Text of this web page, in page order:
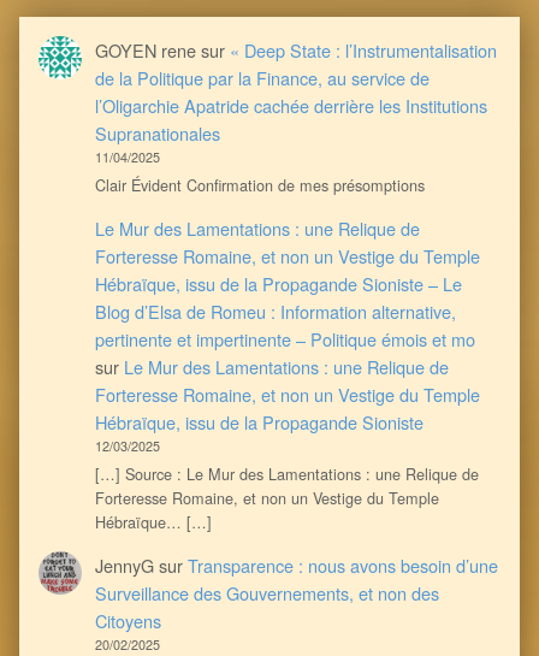
GOYEN renesur « Deep State : l’Instrumentalisation
de la Politique par la Finance, au service de
l’Oligarchie Apatride cachée derrière les Institutions
Supranationales
11/04/2025
Clair Évident Confirmation de mes présomptions
Le Mur des Lamentations : une Relique de
Forteresse Romaine, et non un Vestige du Temple
Hébraïque, issu de la Propagande Sioniste – Le
Blog d’Elsa de Romeu : Information alternative,
pertinente et impertinente – Politique émois et mo
sur Le Mur des Lamentations : une Relique de
Forteresse Romaine, et non un Vestige du Temple
Hébraïque, issu de la Propagande Sioniste
12/03/2025
[…] Source : Le Mur des Lamentations : une Relique de
Forteresse Romaine, et non un Vestige du Temple
Hébraïque… […]
JennyGsurTransparence : nous avons besoin d’une
Surveillance des Gouvernements, et non des
Citoyens
20/02/2025